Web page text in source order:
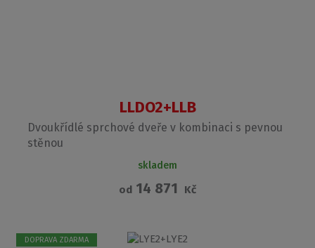
LLDO2+LLB
Dvoukřídlé sprchové dveře v kombinaci s pevnou
stěnou
skladem
od 14 871 Kč
DOPRAVA ZDARMA